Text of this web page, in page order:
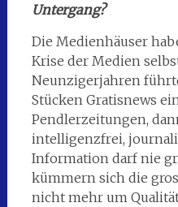
Untergang?
Die Medienhäuser
Krise der Medien
Neunzigerjahren
Stücken Gratisnews
Pendlerzeitungen,
intelligenzfrei,
Information darf nie
kümmern sich die
nicht mehr um